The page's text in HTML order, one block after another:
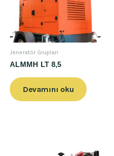
Jeneratör Grupları
ALMMH LT 8,5
Devamını oku